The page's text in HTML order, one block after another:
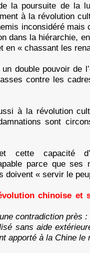
la poursuite de la
à la révolution
inconsidéré
dans la hiérarchie,
en « chassant les
double pouvoir de
contre les
à la révolution
sont
cette capacité
parce que ses
doivent « servir le
chinoise
contradiction
sans aide
apporté à la Chine